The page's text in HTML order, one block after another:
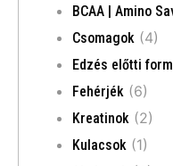
BCAA | Amino
Csomagok (4)
Edzés előtti
Fehérjék (6)
Kreatinok (2)
Kulacsok (1)